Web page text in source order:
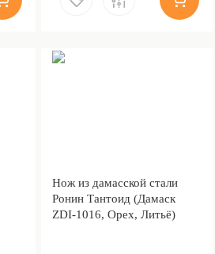
Нож из дамасской стали
Ронин Тантоид (Дамаск
ZDI-1016, Орех, Литьё)